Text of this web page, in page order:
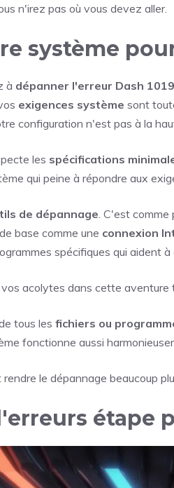
n'irez pas où vous devez aller.
système
à dépanner l'erreur Dash 1019
exigences système sont
configuration n'est pas à la
les spécifications
qui peine à répondre aux
de dépannage . C'est
base comme une connexion
spécifiques qui aident
acolytes dans cette aventure
tous les fichiers ou
fonctionne aussi
le dépannage beaucoup
étape